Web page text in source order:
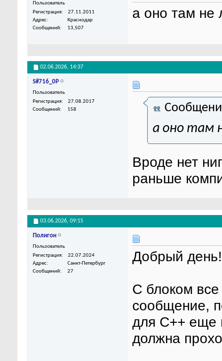
Пользователь
Регистрация
27.11.2011
Адрес
Краснодар
Сообщений
13,507
а оно там не
02.06.2026, 14:37
S#716_0P
Пользователь
Регистрация
27.08.2017
Сообщений
158
а оно там
Вроде нет
раньше
03.06.2026, 09:15
Полигон
Пользователь
Регистрация
22.07.2024
Адрес
Санкт-Петербург
Сообщений
27
Добрый день!
С блоком
сообщение,
для С++ еще
должна